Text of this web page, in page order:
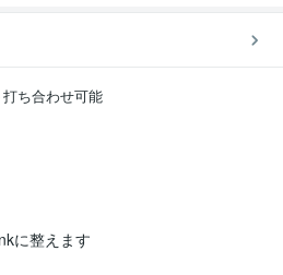
ち合わせ可能
に整えます